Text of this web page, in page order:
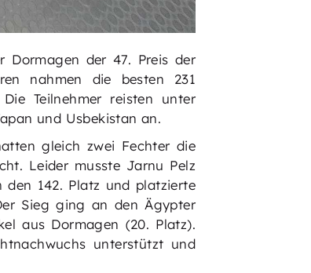
Dormagen der 47. Preis der
nahmen die besten 231
Teilnehmer reisten unter
und Usbekistan an.
gleich zwei Fechter die
Leider musste Jarnu Pelz
den 142. Platz und platzierte
Sieg ging an den Ägypter
aus Dormagen (20. Platz).
unterstützt und